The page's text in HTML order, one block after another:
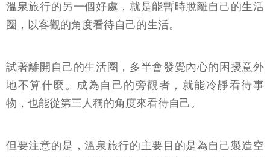
溫泉旅行的另一個好處，就是能暫時脫離自己的生活
圈，以客觀的角度看待自己的生活。
試著離開自己的生活圈，多半會發覺內心的困擾意外
地不算什麼。成為自己的旁觀者，就能冷靜看待事
物，也能從第三人稱的角度來看待自己。
但要注意的是，溫泉旅行的主要目的是為自己製造空